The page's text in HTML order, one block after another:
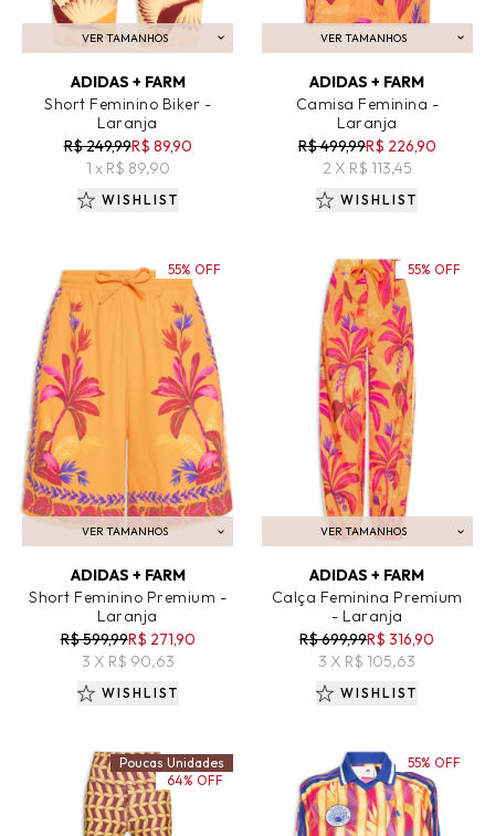
VER TAMANHOS
ADICIONAR AO CARRINHO
ADIDAS + FARM
Short Feminino Biker -
Laranja
R$ 249,99R$ 89,90
1 x R$ 89,90
WISHLIST
VER TAMANHOS
ADICIONAR AO CARRINHO
ADIDAS + FARM
Camisa Feminina -
Laranja
R$ 499,99R$ 226,90
2 X R$ 113,45
WISHLIST
VER TAMANHOS
ADICIONAR AO CARRINHO
ADIDAS + FARM
Short Feminino Premium -
Laranja
R$ 599,99R$ 271,90
3 X R$ 90,63
55% OFF
WISHLIST
VER TAMANHOS
ADICIONAR AO CARRINHO
ADIDAS + FARM
Calça Feminina Premium
- Laranja
R$ 699,99R$ 316,90
3 X R$ 105,63
55% OFF
WISHLIST
Poucas Unidades
64% OFF
55% OFF